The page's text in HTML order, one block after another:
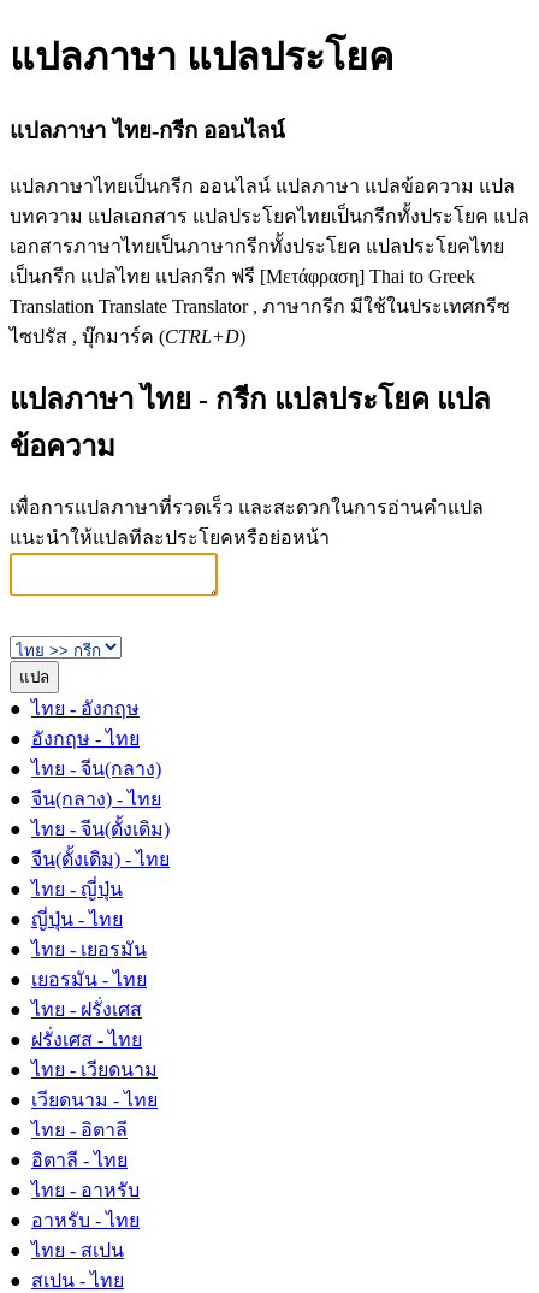
แปลภาษา แปลประโยค
แปลภาษา ไทย-กรีก ออนไลน์
แปลภาษาไทยเป็นกรีก ออนไลน์ แปลภาษา แปลข้อความ แปล
บทความ แปลเอกสาร แปลประโยคไทยเป็นกรีกทั้งประโยค แปล
เอกสารภาษาไทยเป็นภาษากรีกทั้งประโยค แปลประโยคไทย
เป็นกรีก แปลไทย แปลกรีก ฟรี [Μετάφραση] Thai to Greek
Translation Translate Translator , ภาษากรีก มีใช้ในประเทศกรีซ
ไซปรัส , บุ๊กมาร์ค (CTRL+D)
แปลภาษา ไทย - กรีก แปลประโยค แปล
ข้อความ
เพื่อการแปลภาษาที่รวดเร็ว และสะดวกในการอ่านคำแปล
แนะนำให้แปลทีละประโยคหรือย่อหน้า
●ไทย - อังกฤษ
● อังกฤษ - ไทย
●ไทย - จีน(กลาง)
● จีน(กลาง) - ไทย
●ไทย - จีน(ดั้งเดิม)
● จีน(ดั้งเดิม) - ไทย
●ไทย - ญี่ปุ่น
● ญี่ปุ่น - ไทย
●ไทย - เยอรมัน
● เยอรมัน - ไทย
●ไทย - ฝรั่งเศส
● ฝรั่งเศส - ไทย
●ไทย - เวียดนาม
● เวียดนาม - ไทย
●ไทย - อิตาลี
● อิตาลี - ไทย
●ไทย - อาหรับ
● อาหรับ - ไทย
●ไทย - สเปน
● สเปน - ไทย